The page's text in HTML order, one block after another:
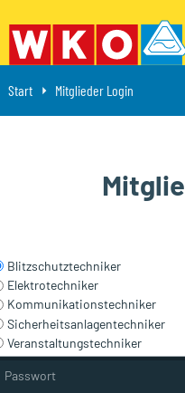
Start Aktuell: Mitglieder Login
Mitglieder Login
Blitzschutztechniker
Elektrotechniker
Kommunikationstechniker
Sicherheitsanlagentechniker
Veranstaltungstechniker